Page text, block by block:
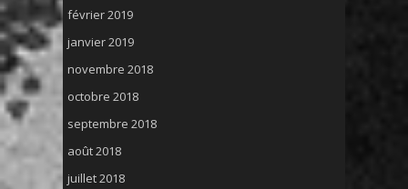
février 2019
janvier 2019
novembre 2018
octobre 2018
septembre 2018
août 2018
juillet 2018